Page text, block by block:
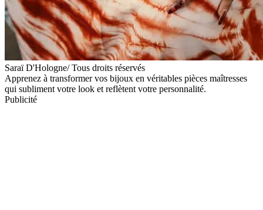
Saraï D'Hologne/ Tous droits réservés
Apprenez à transformer vos bijoux en véritables pièces maîtresses
qui subliment votre look et reflètent votre personnalité.
Publicité